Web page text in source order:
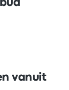
vanuit